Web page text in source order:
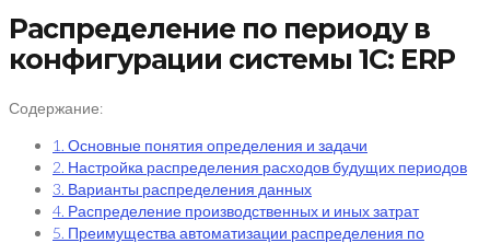
Распределение по периоду в
конфигурации системы 1С: ERP
Содержание:
1. Основные понятия определения и задачи
2. Настройка распределения расходов будущих периодов
3. Варианты распределения данных
4. Распределение производственных и иных затрат
5. Преимущества автоматизации распределения по